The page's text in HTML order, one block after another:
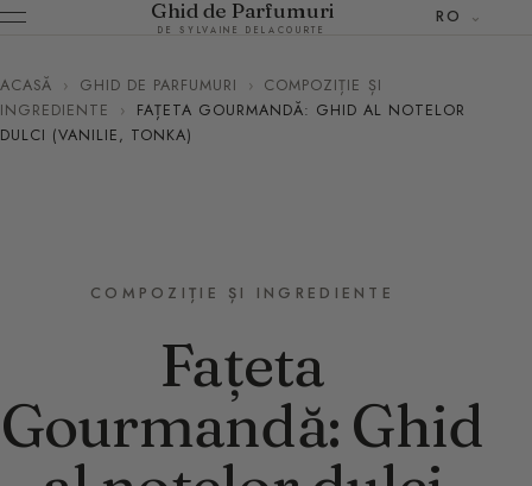
Ghid de Parfumuri
DE SYLVAINE DELACOURTE
RO
ACASĂ › GHID DE PARFUMURI › COMPOZIȚIE ȘI
INGREDIENTE
›
FAȚETA GOURMANDĂ: GHID AL NOTELOR
DULCI (VANILIE, TONKA)
COMPOZIȚIE ȘI INGREDIENTE
Fațeta
Gourmandă: Ghid